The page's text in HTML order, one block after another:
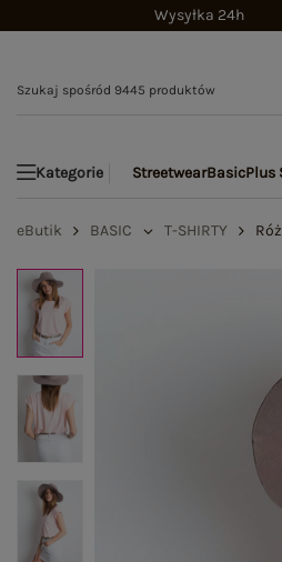
Wysyłka 24h
Kategorie StreetwearBasicPlus
eButik BASIC T-SHIRTY